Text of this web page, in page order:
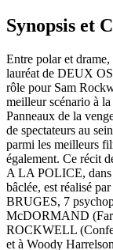
Synopsis et
Entre polar et
lauréat de DEUX
rôle pour Sam
meilleur scénario à
Panneaux de la
de spectateurs au
parmi les meilleurs
également. Ce récit
A LA POLICE, dans
bâclée, est réalisé
BRUGES, 7
McDORMAND
ROCKWELL
et à Woody